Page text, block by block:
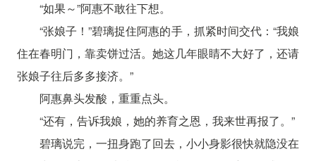
“如果～”阿惠不敢往下想。
“张娘子！”碧璃捉住阿惠的手，抓紧时间交代：“我娘
住在春明门，靠卖饼过活。她这几年眼睛不大好了，还请
张娘子往后多多接济。”
阿惠鼻头发酸，重重点头。
“还有，告诉我娘，她的养育之恩，我来世再报了。”
碧璃说完，一扭身跑了回去，小小身影很快就隐没在